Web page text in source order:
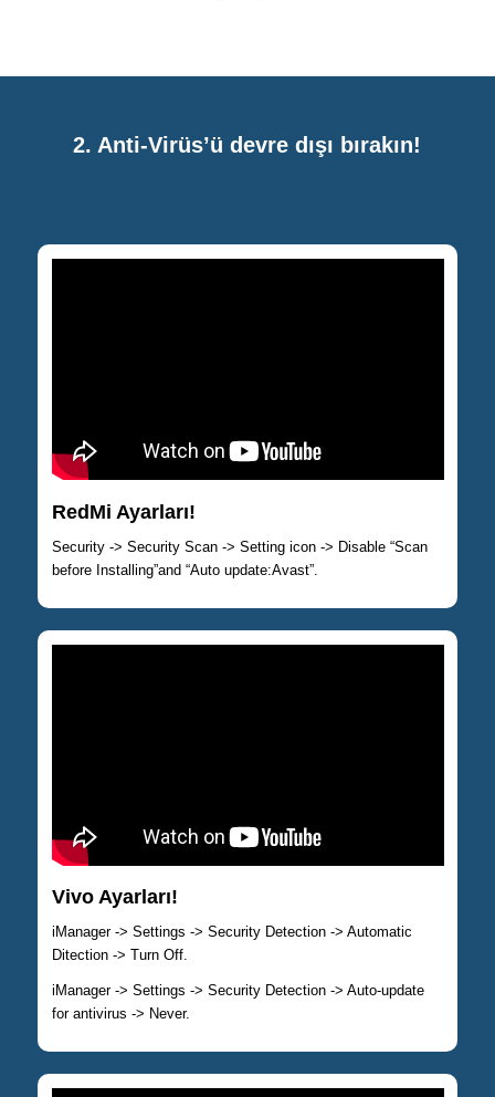
2. Anti-Virüs’ü devre dışı bırakın!
RedMi Ayarları!
Security -> Security Scan -> Setting icon -> Disable “Scan
before Installing”and “Auto update:Avast”.
Vivo Ayarları!
iManager -> Settings -> Security Detection -> Automatic
Ditection -> Turn Off.
iManager -> Settings -> Security Detection -> Auto-update
for antivirus -> Never.